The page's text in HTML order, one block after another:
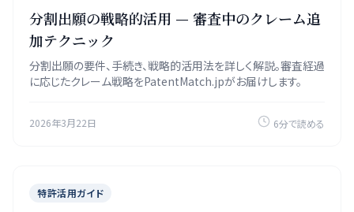
分割出願の戦略的活用 — 審査中のクレーム追
加テクニック
分割出願の要件、手続き、戦略的活用法を詳しく解説。審査経過
に応じたクレーム戦略をPatentMatch.jpがお届けします。
2026年3月22日 6分で読める
特許活用ガイド